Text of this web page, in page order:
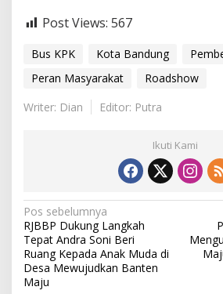
Post Views: 567
Bus KPK Kota Bandung
Peran Masyarakat
Roadshow
Writer: Dian
Editor: Putra
Ikuti Kami
N
a
v
i
Pos sebelumnya
RJBBP Dukung Langkah
Tepat Andra Soni Beri
Ruang Kepada Anak Muda di
Desa Mewujudkan Banten
Maju